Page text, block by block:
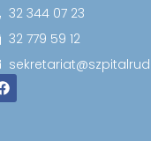
32 344 07 23
32 779 59 12